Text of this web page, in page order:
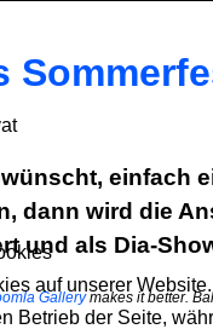
einfach
dann wird die
und als Dia-
Gallerymakes it better.
auf unserer
Betrieb der Seite,